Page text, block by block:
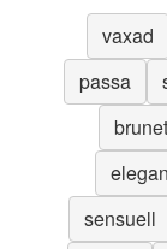
vaxad
passa
sensuell